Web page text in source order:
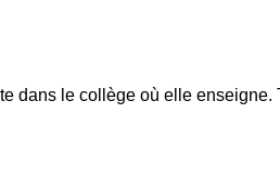
dans le collège où elle